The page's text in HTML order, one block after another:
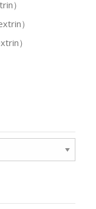
）
）
）